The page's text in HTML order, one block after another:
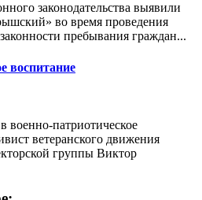
законодательства выявили
во время проведения
пребывания граждан...
воспитание
военно-патриотическое
ветеранского движения
группы Виктор